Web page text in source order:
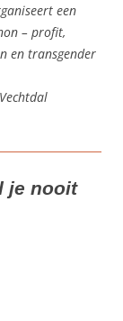
een
– profit,
en transgender
je nooit